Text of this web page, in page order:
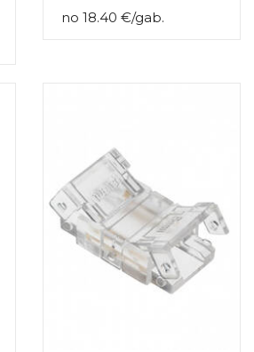
no 18.40 €/gab.